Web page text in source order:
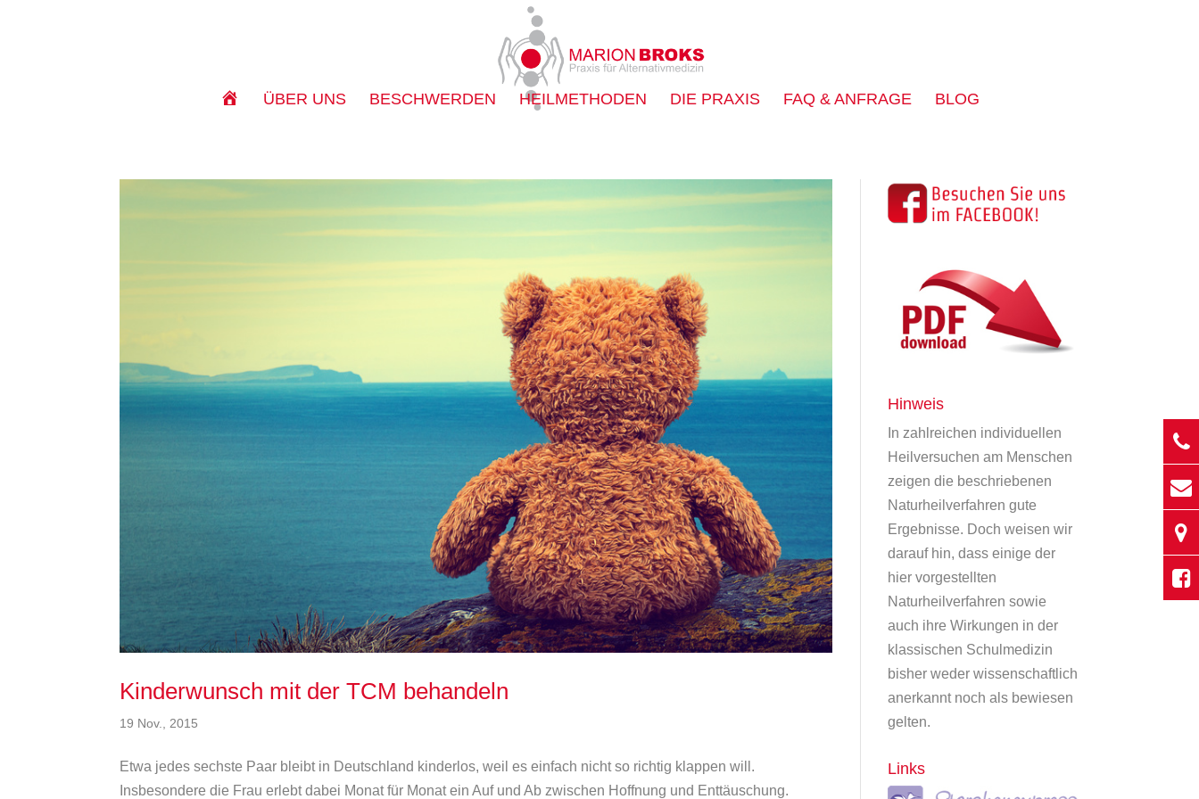
E
ÜBER UNS BESCHWERDEN HEILMETHODEN DIE PRAXIS FAQ & ANFRAGE BLOG
Kinderwunsch mit der TCM behandeln
19 Nov., 2015
Etwa jedes sechste Paar bleibt in Deutschland kinderlos, weil es einfach nicht so richtig klappen will.
Insbesondere die Frau erlebt dabei Monat für Monat ein Auf und Ab zwischen Hoffnung und Enttäuschung.
Hinweis
In zahlreichen individuellen
Heilversuchen am Menschen
zeigen die beschriebenen
Naturheilverfahren gute
Ergebnisse. Doch weisen wir
darauf hin, dass einige der
hier vorgestellten
Naturheilverfahren sowie
auch ihre Wirkungen in der
klassischen Schulmedizin
bisher weder wissenschaftlich
anerkannt noch als bewiesen
gelten.
Links